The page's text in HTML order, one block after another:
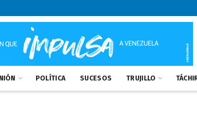
POLÍTICA SUCESOS TRUJILLO